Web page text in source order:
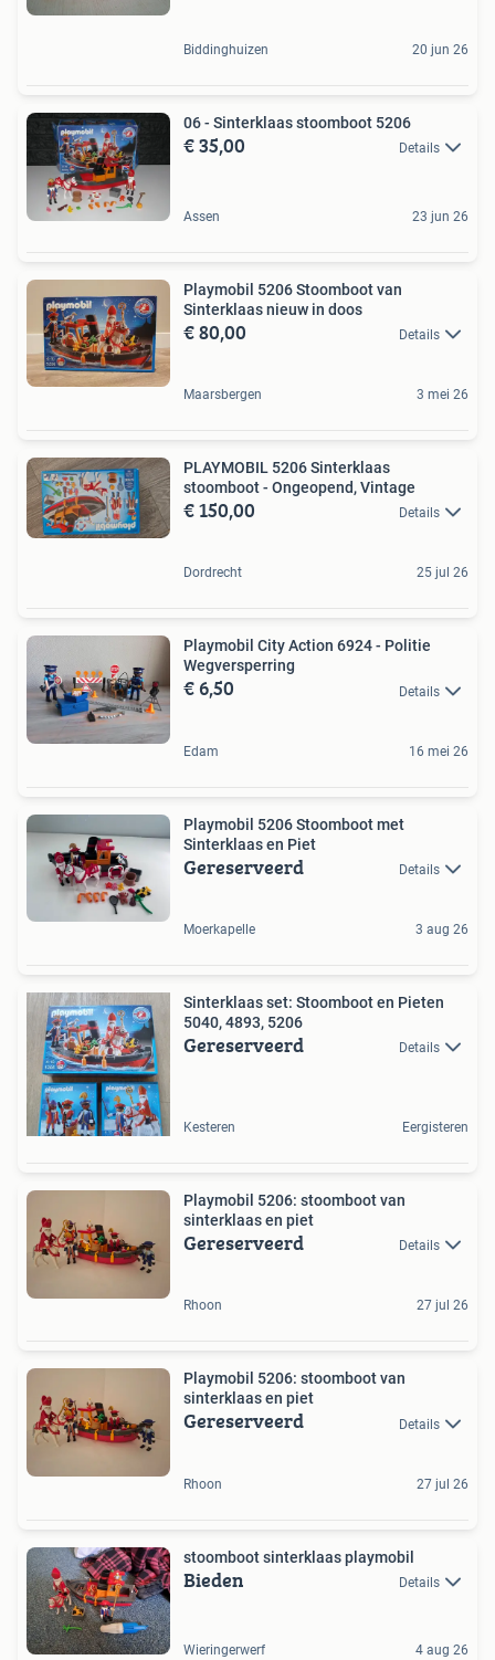
Biddinghuizen 20 jun 26
06 - Sinterklaas stoomboot 5206
€ 35,00 Details
Assen 23 jun 26
Playmobil 5206 Stoomboot van
Sinterklaas nieuw in doos
€ 80,00 Details
Maarsbergen 3 mei 26
PLAYMOBIL 5206 Sinterklaas
stoomboot - Ongeopend, Vintage
€ 150,00 Details
Dordrecht 25 jul 26
Playmobil City Action 6924 - Politie
Wegversperring
€ 6,50 Details
Edam 16 mei 26
Playmobil 5206 Stoomboot met
Sinterklaas en Piet
Gereserveerd Details
Moerkapelle 3 aug 26
Sinterklaas set: Stoomboot en Pieten
5040, 4893, 5206
Gereserveerd Details
Kesteren Eergisteren
Playmobil 5206: stoomboot van
sinterklaas en piet
Gereserveerd Details
Rhoon 27 jul 26
Playmobil 5206: stoomboot van
sinterklaas en piet
Gereserveerd Details
Rhoon 27 jul 26
stoomboot sinterklaas playmobil
Bieden Details
Wieringerwerf 4 aug 26